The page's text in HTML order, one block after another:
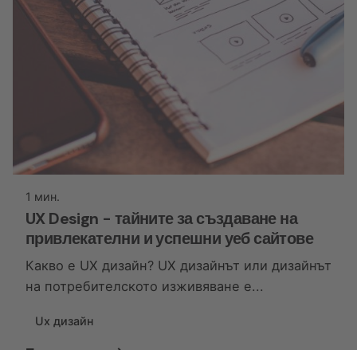
1 мин.
UX Design - тайните за създаване на
привлекателни и успешни уеб сайтове
Какво е UX дизайн? UX дизайнът или дизайнът
на потребителското изживяване е...
Ux дизайн